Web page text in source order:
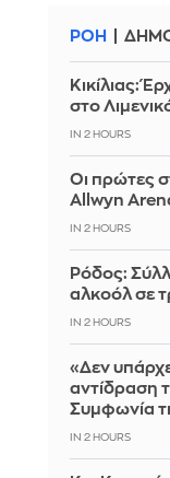
ΡΟΗ
Κικίλιας:
στο
IN 2 HOURS
Οι πρώτες
Allwyn
IN 2 HOURS
Ρόδος:
αλκοόλ σε
IN 2 HOURS
«Δεν
αντίδραση
Συμφωνία
IN 2 HOURS